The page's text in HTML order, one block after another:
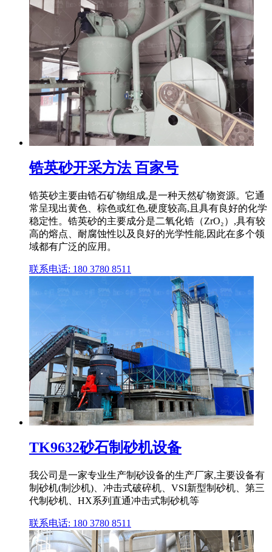
锆英砂开采方法 百家号
锆英砂主要由锆石矿物组成,是一种天然矿物资源。它通
常呈现出黄色、棕色或红色,硬度较高,且具有良好的化学
稳定性。锆英砂的主要成分是二氧化锆（ZrO₂）,具有较
高的熔点、耐腐蚀性以及良好的光学性能,因此在多个领
域都有广泛的应用。
联系电话: 180 3780 8511
TK9632砂石制砂机设备
我公司是一家专业生产制砂设备的生产厂家,主要设备有
制砂机(制沙机)、冲击式破碎机、VSI新型制砂机、第三
代制砂机、HX系列直通冲击式制砂机等
联系电话: 180 3780 8511